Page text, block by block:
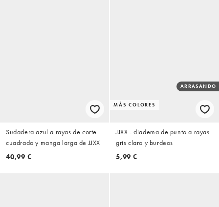
Sudadera azul a rayas de corte
cuadrado y manga larga de JJXX
40,99 €
MÁS COLORES
ARRASANDO
JJXX - diadema de punto a rayas
gris claro y burdeos
5,99 €